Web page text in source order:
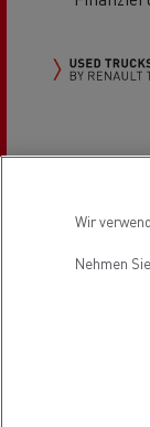
Location
Wir
Nehmen